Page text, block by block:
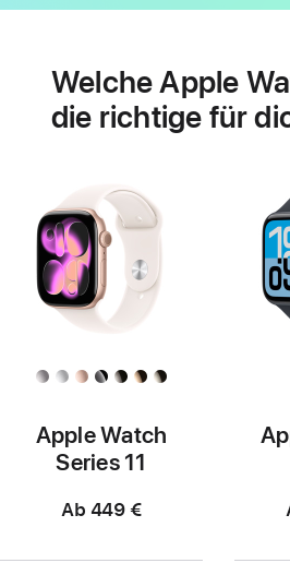
Herzgesundheit
Welche Apple
die richtige für
Apple Watch
Series 11
Ab 449 €